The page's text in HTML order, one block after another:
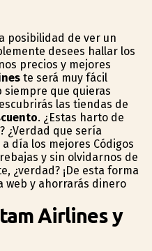
posibilidad de ver un
desees hallar los
precios y mejores
te será muy fácil
que quieras
las tiendas de
. ¿Estas harto de
¿Verdad que sería
día los mejores Códigos
y sin olvidarnos de
¿verdad? ¡De esta forma
web y ahorrarás dinero
Airlines y